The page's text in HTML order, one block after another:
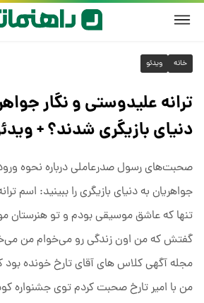
خانه ویدئو
ترانه علیدوستی و نگار
دنیای بازیگری شدند؟ +
صحبت‌های رسول صدرعاملی درباره نحوه ورود
جواهریان به دنیای بازیگری را ببینید: اسم
تنها که عاشق موسیقی بودم و تو هنرستان
گفتش که من اون زندگی رو می‌خوام من
مجله آگهی کلاس های آقای تارخ خونده بود
من با امیر تارخ صحبت کردم توی جشنواره